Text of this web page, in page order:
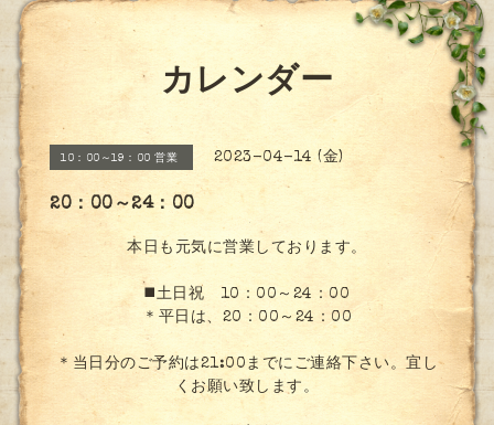
カレンダー
10：00～19：00 営業 2023-04-14 (金)
20：00～24：00
本日も元気に営業しております。
◼️土日祝 10：00～24：00
＊平日は、20：00～24：00
＊当日分のご予約は21:00までにご連絡下さい。宜し
くお願い致します。